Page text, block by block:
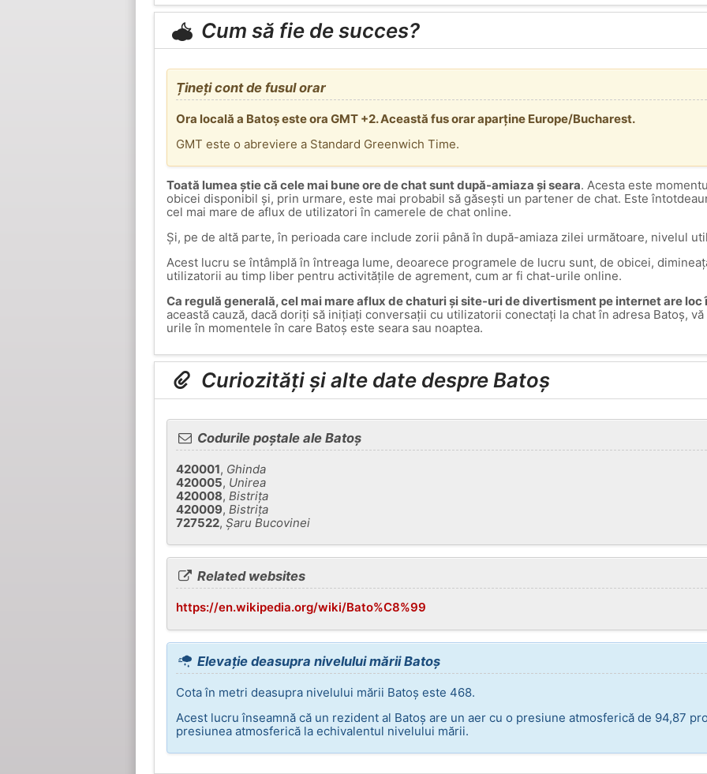
Cum să fie de succes?
Țineți cont de fusul orar
Ora locală a Batoș este ora GMT +2. Această fus orar aparține Europe/Bucharest.
GMT este o abreviere a Standard Greenwich Time.
Toată lumea știe că cele mai bune ore de chat sunt după-amiaza și seara. Acesta este
obicei disponibil și, prin urmare, este mai probabil să găsești un partener de chat. Este
cel mai mare de aflux de utilizatori în camerele de chat online.
Și, pe de altă parte, în perioada care include zorii până în după-amiaza zilei următoare, nivelul
Acest lucru se întâmplă în întreaga lume, deoarece programele de lucru sunt, de obicei,
utilizatorii au timp liber pentru activitățile de agrement, cum ar fi chat-urile online.
Ca regulă generală, cel mai mare aflux de chaturi și site-uri de divertisment pe internet are loc
această cauză, dacă doriți să inițiați conversații cu utilizatorii conectați la chat în adresa Batoș,
urile în momentele în care Batoș este seara sau noaptea.
Curiozități și alte date despre Batoș
Codurile poștale ale Batoș
420001, Ghinda
420005, Unirea
420008, Bistriţa
420009, Bistriţa
727522, Şaru Bucovinei
Related websites
https://en.wikipedia.org/wiki/Bato%C8%99
Elevație deasupra nivelului mării Batoș
Cota în metri deasupra nivelului mării Batoș este 468.
Acest lucru înseamnă că un rezident al Batoș are un aer cu o presiune atmosferică de 94,87
presiunea atmosferică la echivalentul nivelului mării.